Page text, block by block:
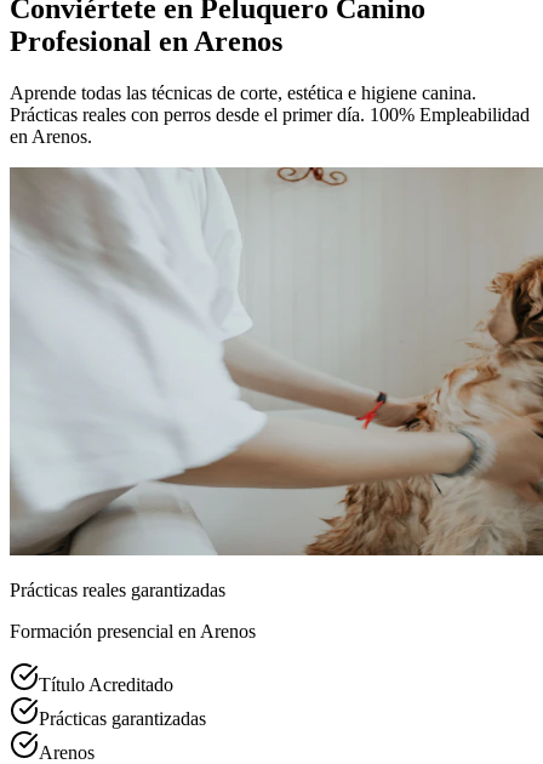
Conviértete en Peluquero Canino
Profesional en Arenos
Aprende todas las técnicas de corte, estética e higiene canina.
Prácticas reales con perros desde el primer día. 100% Empleabilidad
en Arenos.
Prácticas reales garantizadas
Formación presencial en Arenos
Título Acreditado
Prácticas garantizadas
Arenos